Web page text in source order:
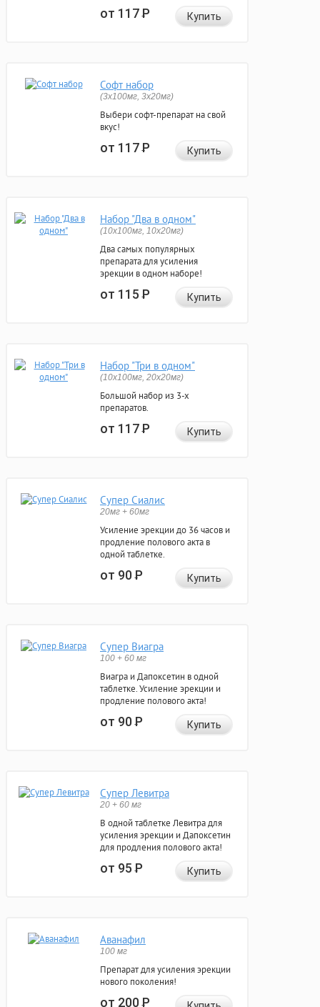
от 117Р Купить
Софт набор
(3x100мг, 3x20мг)
Выбери софт-препарат на свой
вкус!
от 117Р Купить
Набор "Два в одном"
(10x100мг, 10x20мг)
Два самых популярных
препарата для усиления
эрекции в одном наборе!
от 115Р Купить
Набор "Три в одном"
(10x100мг, 20x20мг)
Большой набор из 3-х
препаратов.
от 117Р Купить
Супер Сиалис
20мг + 60мг
Усиление эрекции до 36 часов и
продление полового акта в
одной таблетке.
от 90Р Купить
Супер Виагра
100 + 60 мг
Виагра и Дапоксетин в одной
таблетке. Усиление эрекции и
продление полового акта!
от 90Р Купить
Супер Левитра
20 + 60 мг
В одной таблетке Левитра для
усиления эрекции и Дапоксетин
для продления полового акта!
от 95Р Купить
Аванафил
100 мг
Препарат для усиления эрекции
нового поколения!
от 200Р